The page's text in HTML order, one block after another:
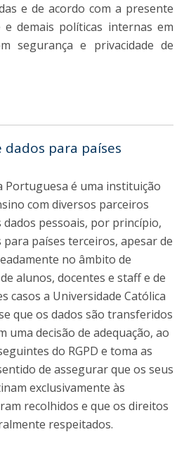
e de acordo com a presente
e demais políticas internas em
segurança e privacidade de
para países
Portuguesa é uma instituição
com diversos parceiros
dados pessoais, por princípio,
países terceiros, apesar de
no âmbito de
alunos, docentes e staff e de
casos a Universidade Católica
que os dados são transferidos
uma decisão de adequação, ao
do RGPD e toma as
de assegurar que os seus
exclusivamente às
recolhidos e que os direitos
respeitados.